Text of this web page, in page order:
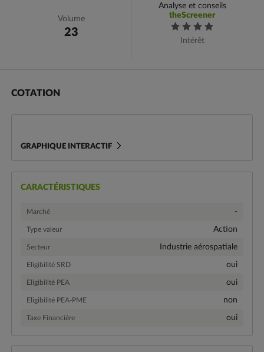
Volume
23
Analyse et conseils
theScreener
Intérêt
COTATION
GRAPHIQUE INTERACTIF
CARACTÉRISTIQUES
Marché -
Type valeur Action
Secteur Industrie aérospatiale
Eligibilité SRD oui
Eligibilité PEA oui
Eligibilité PEA-PME non
Taxe Financière oui